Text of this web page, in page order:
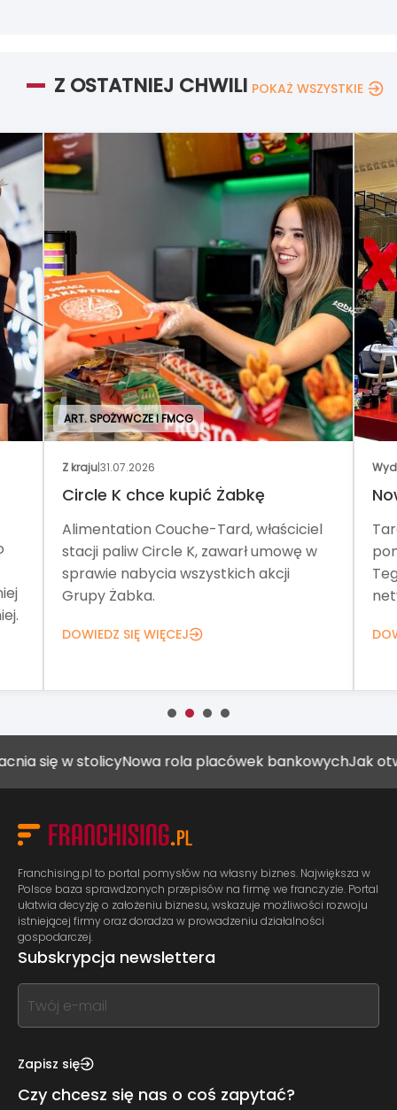
Z OSTATNIEJ CHWILI POKAŻ WSZYSTKIE
ART. SPOŻYWCZE I FMCG
Z kraju|31.07.2026
Circle K chce kupić Żabkę
Alimentation Couche-Tard, właściciel
stacji paliw Circle K, zawarł umowę w
sprawie nabycia wszystkich akcji
Grupy Żabka.
DOWIEDZ SIĘ WIĘCEJ
w stolicyNowa rola placówek bankowychJak
Franchising.pl to portal pomysłów na własny biznes. Największa w
Polsce baza sprawdzonych przepisów na firmę we franczyzie. Portal
ułatwia decyzję o założeniu biznesu, wskazuje możliwości rozwoju
istniejącej firmy oraz doradza w prowadzeniu działalności
gospodarczej.
Subskrypcja newslettera
If
you
this,
this
Zapisz się
Czy chcesz się nas o coś zapytać?